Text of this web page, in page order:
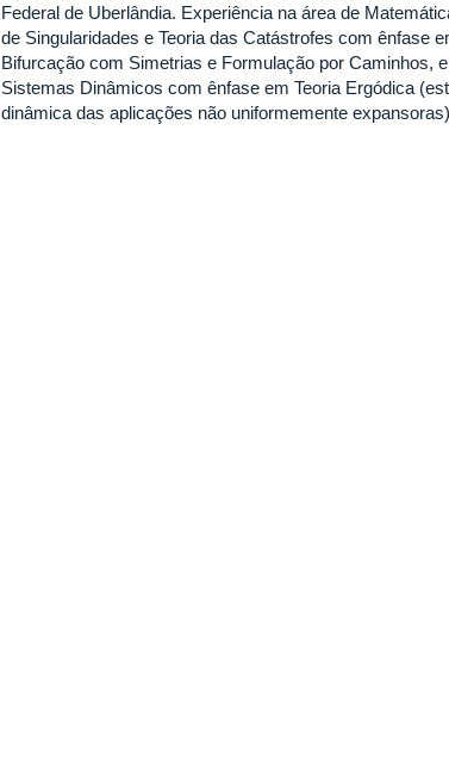
Federal de Uberlândia. Experiência na área de
de Singularidades e Teoria das Catástrofes com ênfase
Bifurcação com Simetrias e Formulação por Caminhos,
Sistemas Dinâmicos com ênfase em Teoria Ergódica
dinâmica das aplicações não uniformemente